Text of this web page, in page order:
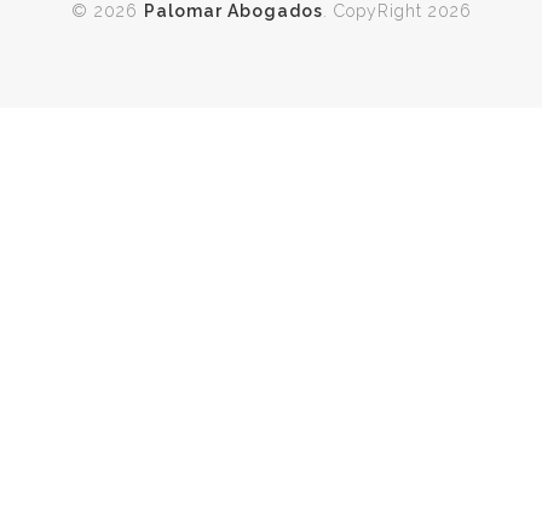
© 2026 Palomar Abogados . CopyRight 2026